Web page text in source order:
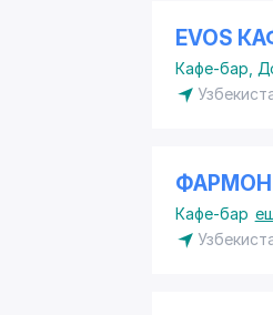
EVOS
Кафе-бар
ФАРМОН
Кафе-бар